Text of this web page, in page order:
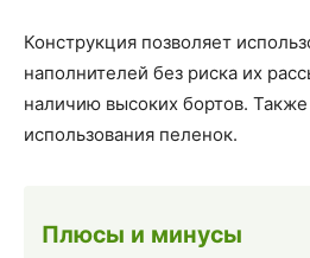
Конструкция позволяет
наполнителей без риска их
наличию высоких бортов.
использования пеленок.
Плюсы и минусы